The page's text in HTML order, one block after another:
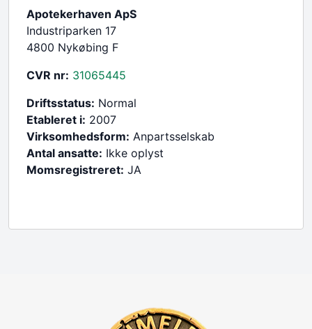
Apotekerhaven ApS
Industriparken 17
4800 Nykøbing F
CVR nr: 31065445
Driftsstatus: Normal
Etableret i: 2007
Virksomhedsform: Anpartsselskab
Antal ansatte: Ikke oplyst
Momsregistreret: JA